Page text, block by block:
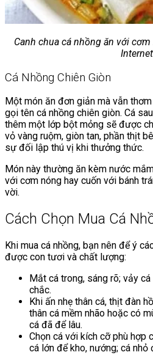
Canh chua cá nhồng ăn với
Internet
Cá Nhồng Chiên Giòn
Một món ăn đơn giản mà vẫn
gọi tên cá nhồng chiên giòn. Cá
thêm một lớp bột mỏng sẽ được
vỏ vàng ruộm, giòn tan, phần thịt
sự đối lập thú vị khi thưởng thức.
Món này thường ăn kèm nước
với cơm nóng hay cuốn với bánh
vời.
Cách Chọn Mua Cá
Khi mua cá nhồng, bạn nên để ý
được con tươi và chất lượng:
Mắt cá trong, sáng rõ; vảy
chắc.
Khi ấn nhẹ thân cá, thịt đàn
thân cá mềm nhão hoặc có
cá đã để lâu.
Chọn cá với kích cỡ phù hợp
cá lớn để kho, nướng; cá nhỏ